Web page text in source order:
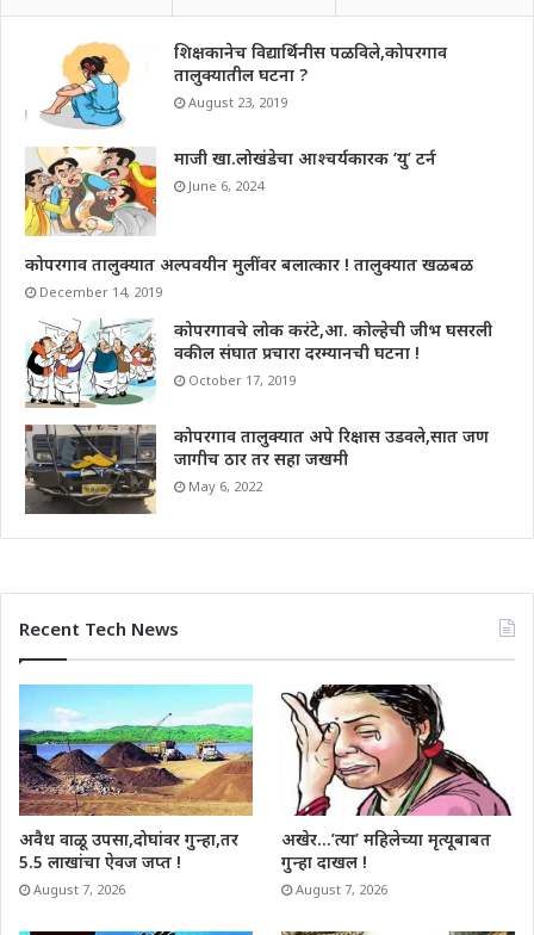
शिक्षकानेच विद्यार्थिनीस पळविले,कोपरगाव
तालुक्यातील घटना ?
August 23, 2019
माजी खा.लोखंडेचा आश्चर्यकारक ‘यु’ टर्न
June 6, 2024
कोपरगाव तालुक्यात अल्पवयीन मुलींवर बलात्कार ! तालुक्यात खळबळ
December 14, 2019
कोपरगावचे लोक करंटे,आ. कोल्हेची जीभ घसरली
वकील संघात प्रचारा दरम्यानची घटना !
October 17, 2019
कोपरगाव तालुक्यात अपे रिक्षास उडवले,सात जण
जागीच ठार तर सहा जखमी
May 6, 2022
Recent Tech News
अवैध वाळू उपसा,दोघांवर गुन्हा,तर
5.5 लाखांचा ऐवज जप्त !
August 7, 2026
अखेर…’त्या’ महिलेच्या मृत्यूबाबत
गुन्हा दाखल !
August 7, 2026